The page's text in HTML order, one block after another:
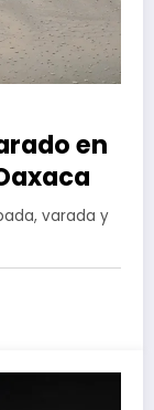
en
varada y